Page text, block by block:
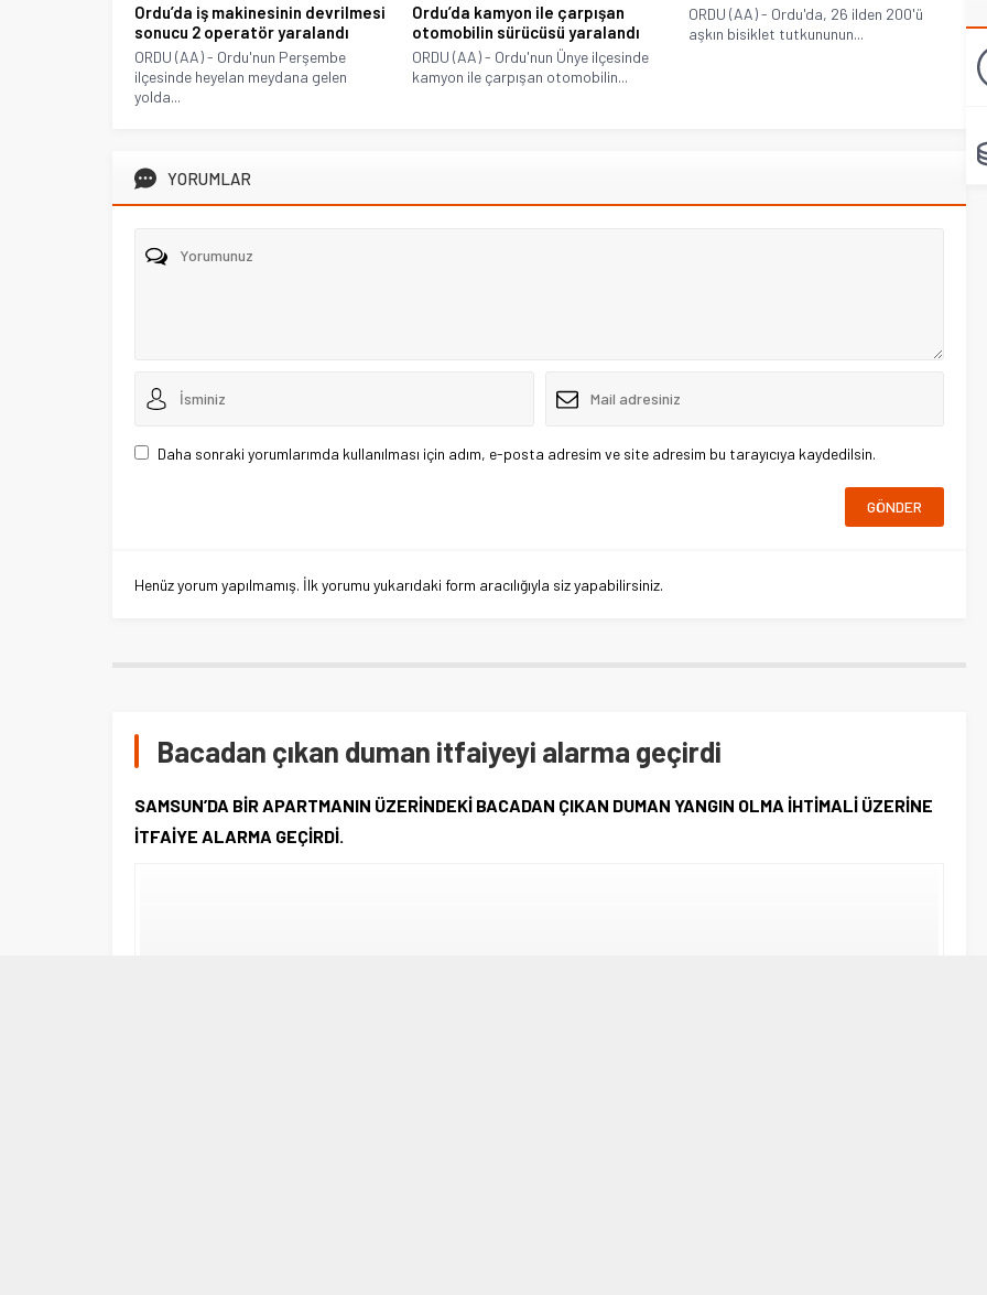
Ordu’da iş makinesinin devrilmesi
sonucu 2 operatör yaralandı
ORDU (AA) - Ordu'nun Perşembe
ilçesinde heyelan meydana gelen
yolda...
Ordu’da kamyon ile çarpışan
otomobilin sürücüsü yaralandı
ORDU (AA) - Ordu'nun Ünye ilçesinde
kamyon ile çarpışan otomobilin...
ORDU (AA) - Ordu'da, 26 ilden 200'ü
aşkın bisiklet tutkununun...
YORUMLAR
Daha sonraki yorumlarımda kullanılması için adım, e-posta adresim ve site adresim bu tarayıcıya kaydedilsin.
Henüz yorum yapılmamış. İlk yorumu yukarıdaki form aracılığıyla siz yapabilirsiniz.
Bacadan çıkan duman itfaiyeyi alarma geçirdi
SAMSUN’DA BİR APARTMANIN ÜZERİNDEKİ BACADAN ÇIKAN DUMAN YANGIN OLMA İHTİMALİ ÜZERİNE
İTFAİYE ALARMA GEÇİRDİ.